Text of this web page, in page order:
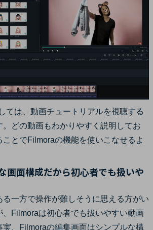
ては、動画チュートリアルを視聴する
。どの動画もわかりやすく説明してお
ことでFilmoraの機能を使いこなせるよ
画面構成だから初心者でも扱いや
る一方で操作が難しそうに思える方がい
、Filmoraは初心者でも扱いやすい動画
実、Filmoraの編集画面はシンプルな構